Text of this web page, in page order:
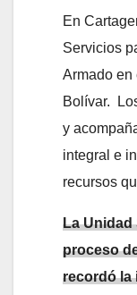
En
Servicios
Armado en
Bolívar.
y
integral e
recursos
La Unidad
proceso
recordó la